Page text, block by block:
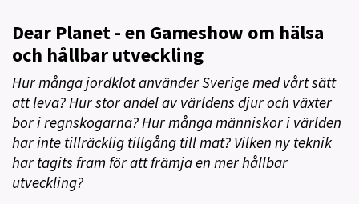
Dear Planet - en Gameshow om hälsa
och hållbar utveckling
Hur många jordklot använder Sverige med vårt sätt
att leva? Hur stor andel av världens djur och växter
bor i regnskogarna? Hur många människor i världen
har inte tillräcklig tillgång till mat? Vilken ny teknik
har tagits fram för att främja en mer hållbar
utveckling?